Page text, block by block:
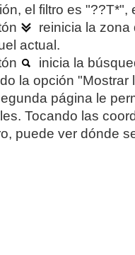
el filtro es "??T*",
reinicia la
actual.
inicia la
la opción
página le
Tocando las
puede ver dónde